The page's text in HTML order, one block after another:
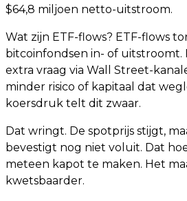
$64,8 miljoen netto-uitstroom.
Wat zijn ETF-flows? ETF-flows
bitcoinfondsen in- of uitstroomt.
extra vraag via Wall Street-
minder risico of kapitaal dat
koersdruk telt dit zwaar.
Dat wringt. De spotprijs stijgt,
bevestigt nog niet voluit. Dat
meteen kapot te maken. Het
kwetsbaarder.